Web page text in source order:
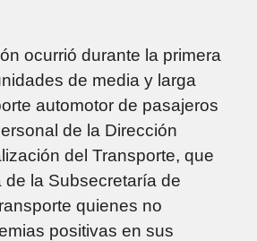
ocurrió durante la primera
de media y larga
automotor de pasajeros
de la Dirección
del Transporte, que
de la Subsecretaría de
quienes no
positivas en sus